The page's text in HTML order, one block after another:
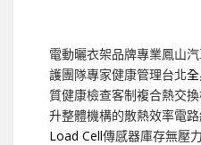
電動曬衣架品牌專業鳳山
護團隊專家健康管理台北
質健康檢查客制複合熱交
升整體機構的散熱效率電
Load Cell傳感器庫存無壓